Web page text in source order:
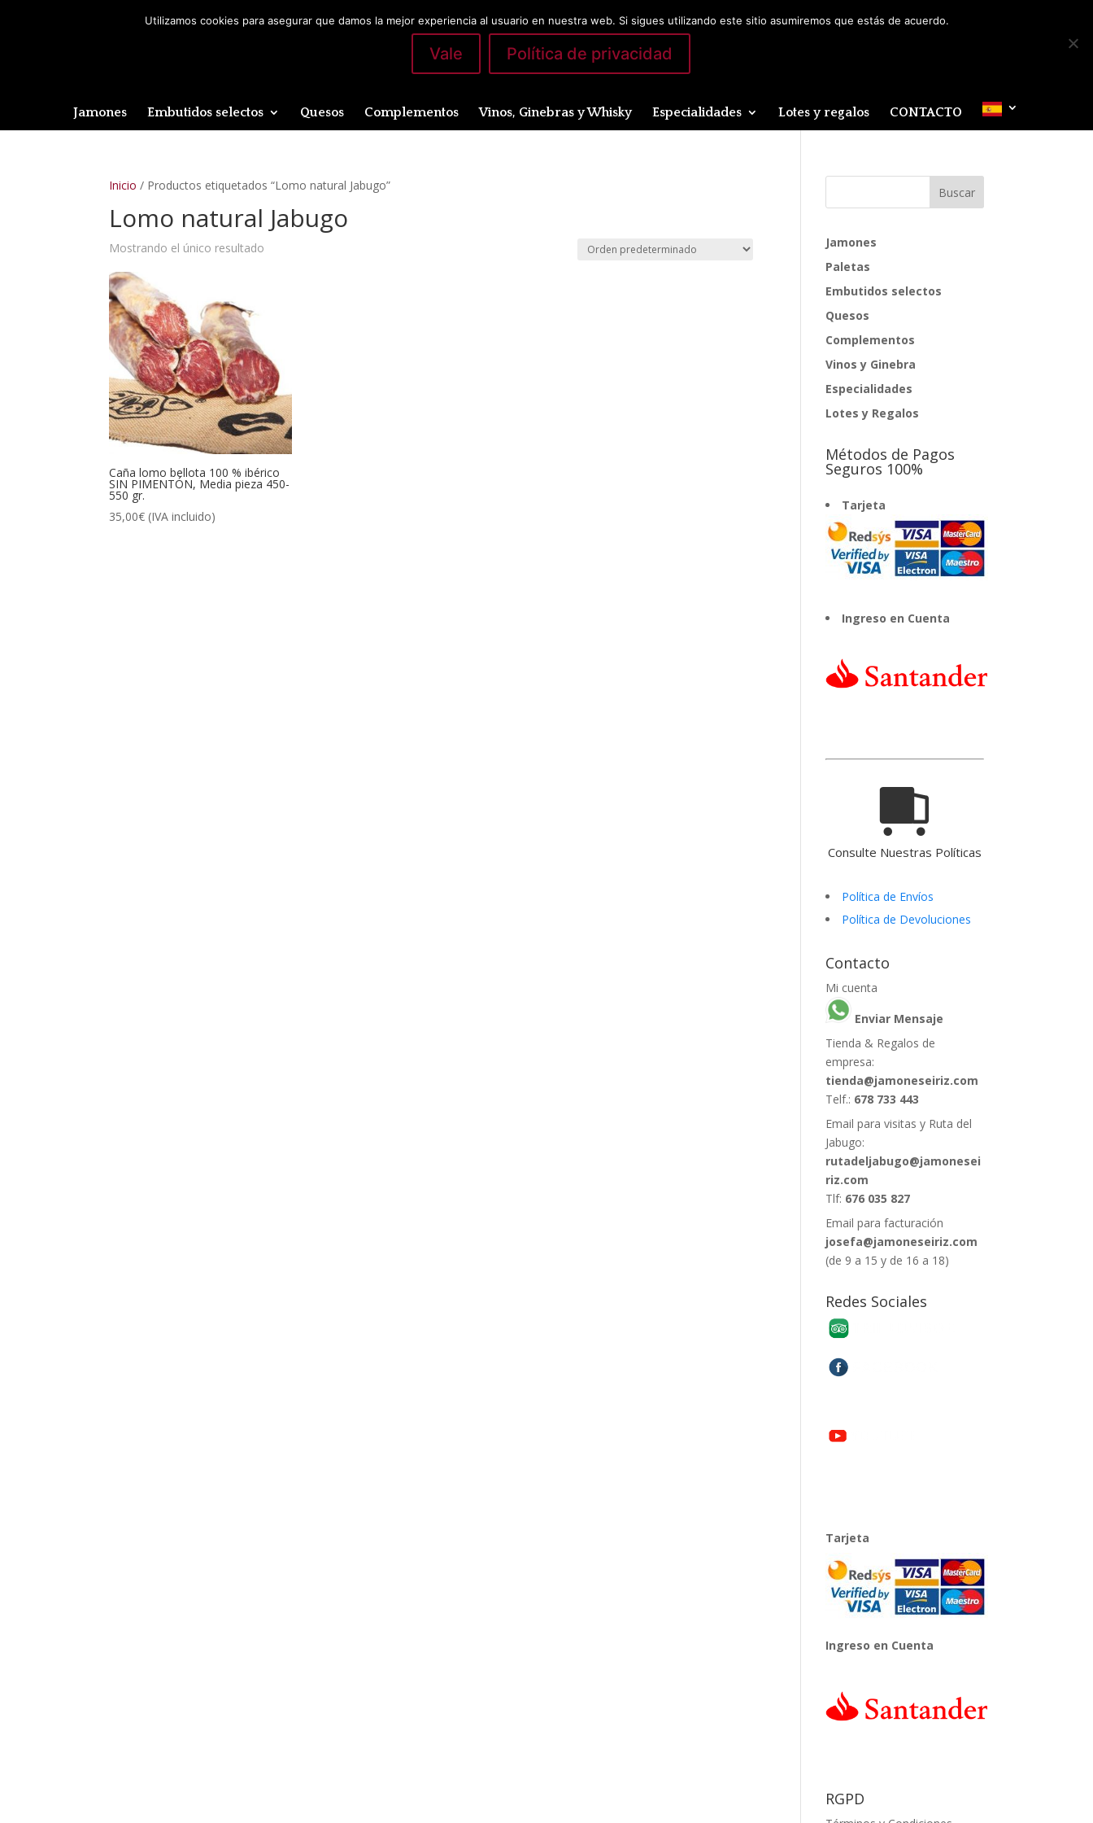
Mi cuenta 0 elementos
Jamones Embutidos selectos Quesos Complementos Vinos, Ginebras y Whisky Especialidades Lotes y regalos CONTACTO
Inicio / Productos etiquetados “Lomo natural Jabugo”
Lomo natural Jabugo
Mostrando el único resultado
Caña lomo bellota 100 % ibérico
SIN PIMENTÓN, Media pieza 450-
550 gr.
35,00€ (IVA incluido)
Jamones
Paletas
Embutidos selectos
Quesos
Complementos
Vinos y Ginebra
Especialidades
Lotes y Regalos
Métodos de Pagos
Seguros 100%
Tarjeta
Ingreso en Cuenta
Consulte Nuestras Políticas
Política de Envíos
Política de Devoluciones
Contacto
Mi cuenta
Enviar Mensaje
Tienda & Regalos de
empresa:
tienda@jamoneseiriz.com
Telf.: 678 733 443
Email para visitas y Ruta del
Jabugo:
rutadeljabugo@jamonesei
riz.com
Tlf: 676 035 827
Email para facturación
josefa@jamoneseiriz.com
(de 9 a 15 y de 16 a 18)
Redes Sociales
Tarjeta
Ingreso en Cuenta
RGPD
Utilizamos cookies para asegurar que damos la mejor experiencia al usuario en nuestra web. Si sigues utilizando este sitio asumiremos que estás de acuerdo.
Vale Política de privacidad